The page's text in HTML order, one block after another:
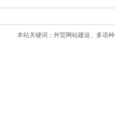
本站关键词： 外贸网站建设、多语种